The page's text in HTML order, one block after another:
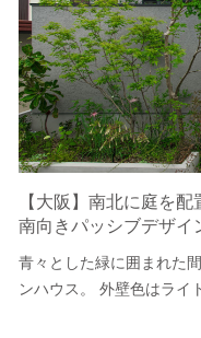
【大阪】南北に庭を
南向きパッシブデザイ
青々とした緑に囲まれた
ンハウス。 外壁色はライ